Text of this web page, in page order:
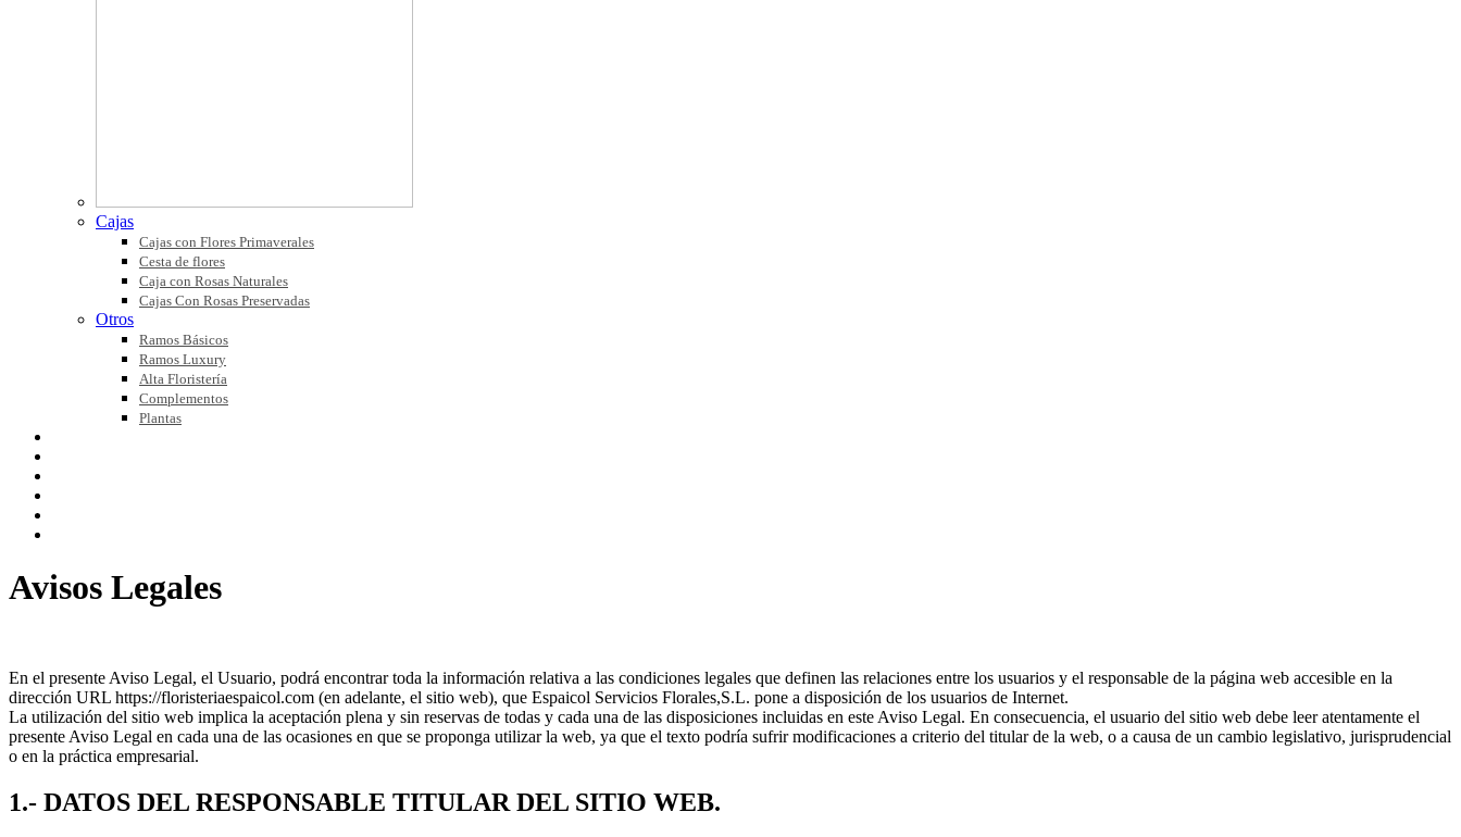
Cajas
Cajas con Flores Primaverales
Cesta de flores
Caja con Rosas Naturales
Cajas Con Rosas Preservadas
Otros
Ramos Básicos
Ramos Luxury
Alta Floristería
Complementos
Plantas
Avisos Legales
En el presente Aviso Legal, el Usuario, podrá encontrar toda la información relativa a las condiciones legales que definen las relaciones entre los usuarios y el responsable de la página web accesible en la
dirección URL https://floristeriaespaicol.com (en adelante, el sitio web), que Espaicol Servicios Florales,S.L. pone a disposición de los usuarios de Internet.
La utilización del sitio web implica la aceptación plena y sin reservas de todas y cada una de las disposiciones incluidas en este Aviso Legal. En consecuencia, el usuario del sitio web debe leer atentamente el
presente Aviso Legal en cada una de las ocasiones en que se proponga utilizar la web, ya que el texto podría sufrir modificaciones a criterio del titular de la web, o a causa de un cambio legislativo, jurisprudencial
o en la práctica empresarial.
1.- DATOS DEL RESPONSABLE TITULAR DEL SITIO WEB.